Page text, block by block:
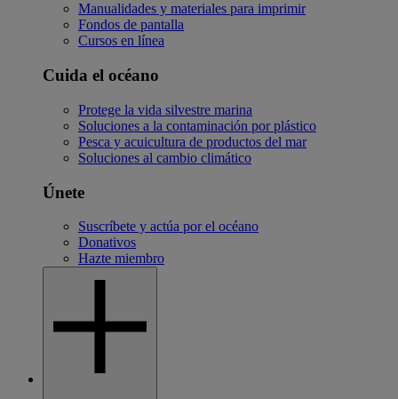
Manualidades y materiales para imprimir
Fondos de pantalla
Cursos en línea
Cuida el océano
Protege la vida silvestre marina
Soluciones a la contaminación por plástico
Pesca y acuicultura de productos del mar
Soluciones al cambio climático
Únete
Suscríbete y actúa por el océano
Donativos
Hazte miembro